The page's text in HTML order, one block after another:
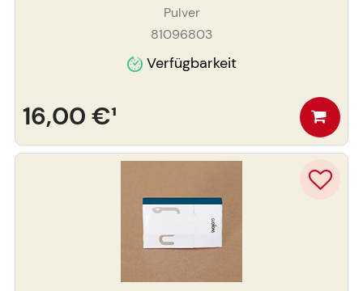
Pulver
81096803
Verfügbarkeit
16,00 €¹